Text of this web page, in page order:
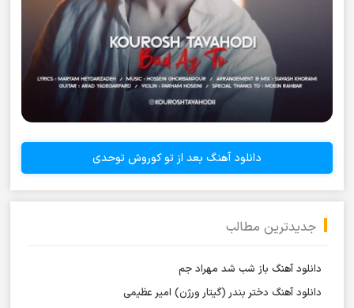
دانلود آهنگ بعد از تو کوروش توحدی
جدیدترین مطالب
دانلود آهنگ باز شب شد مهراد جم
دانلود آهنگ دختر بندر (گیتار ورژن) امیر عظیمی